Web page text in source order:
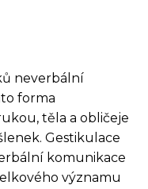
neverbální
forma
těla a obličeje
Gestikulace
komunikace
významu